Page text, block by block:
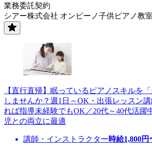
業務委託契約
シアー株式会社 オンピーノ子供ピアノ教
【直行直帰】眠っているピアノスキルを
しませんか？週1日～OK・出張レッスン
れば指導未経験でもOK／20代～40代活躍
児との両立に最適
講師・インストラクター時給1,800円